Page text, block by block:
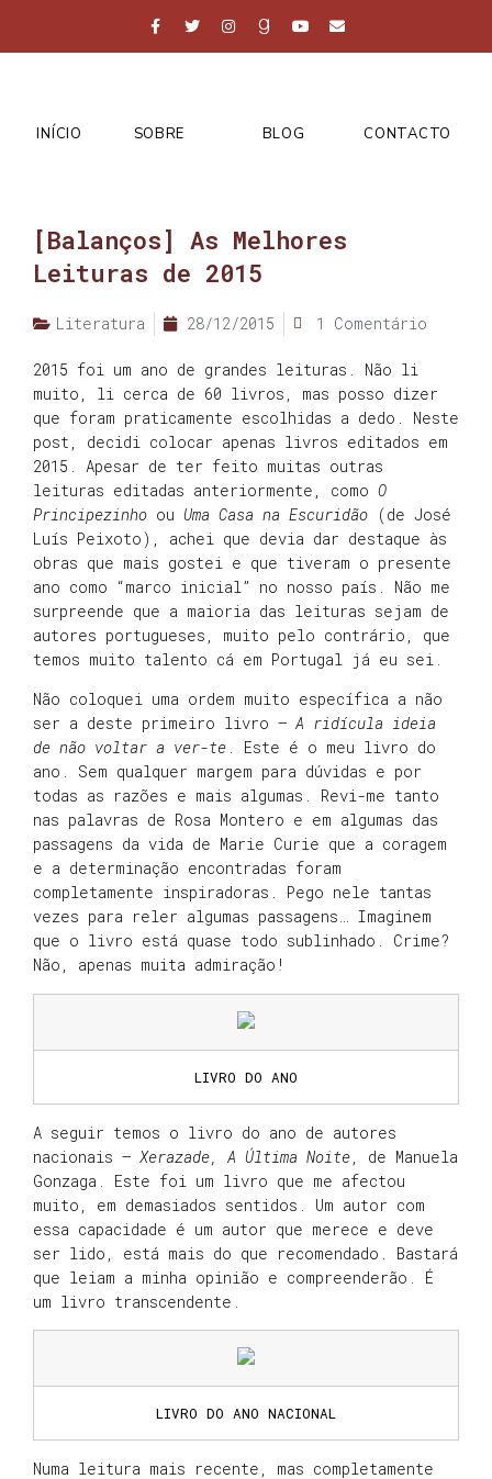
INÍCIO SOBRE BLOG CONTACTO
[Balanços] As Melhores
Leituras de 2015
Literatura 28/12/2015 1 Comentário
2015 foi um ano de grandes leituras. Não li
muito, li cerca de 60 livros, mas posso dizer
que foram praticamente escolhidas a dedo. Neste
post, decidi colocar apenas livros editados em
2015. Apesar de ter feito muitas outras
leituras editadas anteriormente, como O
Principezinho ou Uma Casa na Escuridão (de José
Luís Peixoto), achei que devia dar destaque às
obras que mais gostei e que tiveram o presente
ano como “marco inicial” no nosso país. Não me
surpreende que a maioria das leituras sejam de
autores portugueses, muito pelo contrário, que
temos muito talento cá em Portugal já eu sei.
Não coloquei uma ordem muito específica a não
ser a deste primeiro livro – A ridícula ideia
de não voltar a ver-te . Este é o meu livro do
ano. Sem qualquer margem para dúvidas e por
todas as razões e mais algumas. Revi-me tanto
nas palavras de Rosa Montero e em algumas das
passagens da vida de Marie Curie que a coragem
e a determinação encontradas foram
completamente inspiradoras. Pego nele tantas
vezes para reler algumas passagens… Imaginem
que o livro está quase todo sublinhado. Crime?
Não, apenas muita admiração!
LIVRO DO ANO
A seguir temos o livro do ano de autores
nacionais – Xerazade, A Última Noite , de Manuela
Gonzaga. Este foi um livro que me afectou
muito, em demasiados sentidos. Um autor com
essa capacidade é um autor que merece e deve
ser lido, está mais do que recomendado. Bastará
que leiam a minha opinião e compreenderão. É
um livro transcendente.
LIVRO DO ANO NACIONAL
Numa leitura mais recente, mas completamente